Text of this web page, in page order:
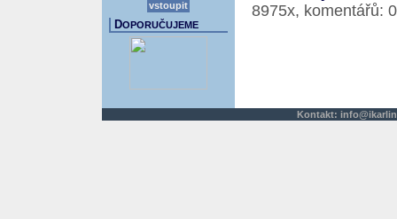
8975x, komentářů: 0
DOPORUČUJEME
Kontakt: